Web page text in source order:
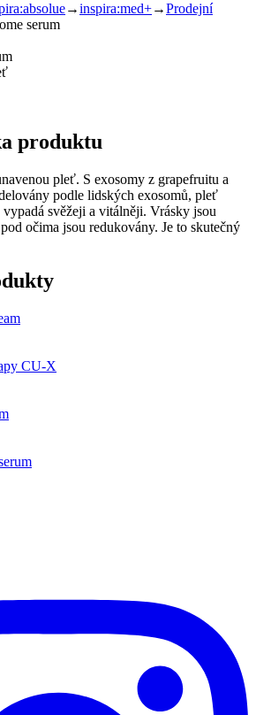
→inspira:med+→Prodejní
serum
produktu
pleť. S exosomy z grapefruitu a
podle lidských exosomů, pleť
svěžeji a vitálněji. Vrásky jsou
očima jsou redukovány. Je to skutečný
CU-X